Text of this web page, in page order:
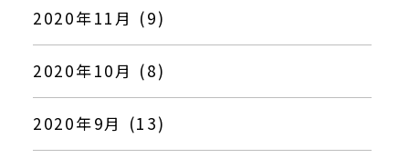
2020年11月 (9)
2020年10月 (8)
2020年9月 (13)